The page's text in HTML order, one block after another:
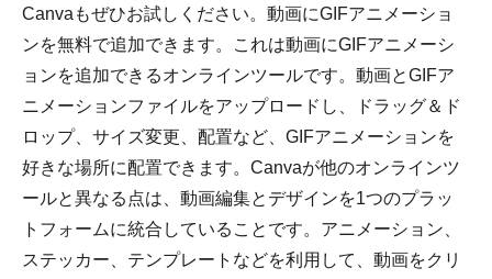
Canvaもぜひお試しください。動画にGIFアニメーショ
ンを無料で追加できます。これは動画にGIFアニメーシ
ョンを追加できるオンラインツールです。動画とGIFア
ニメーションファイルをアップロードし、ドラッグ＆ド
ロップ、サイズ変更、配置など、GIFアニメーションを
好きな場所に配置できます。Canvaが他のオンラインツ
ールと異なる点は、動画編集とデザインを1つのプラッ
トフォームに統合していることです。アニメーション、
ステッカー、テンプレートなどを利用して、動画をクリ